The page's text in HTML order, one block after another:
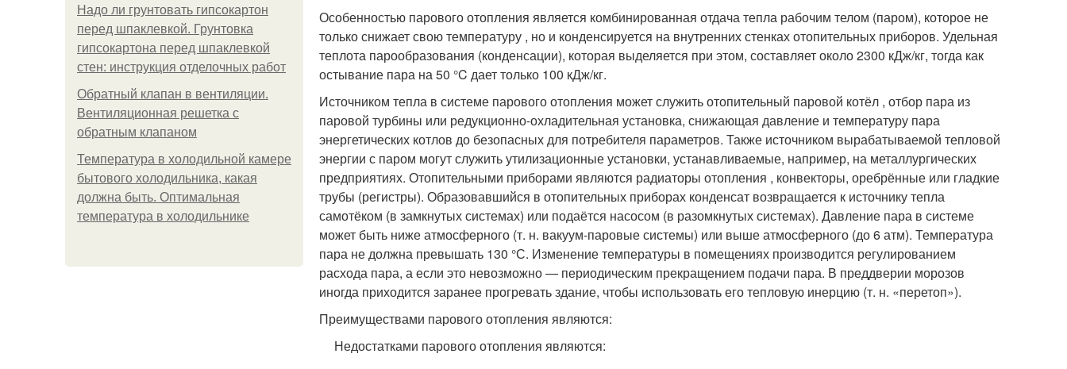
Надо ли грунтовать гипсокартон
перед шпаклевкой. Грунтовка
гипсокартона перед шпаклевкой
стен: инструкция отделочных работ
Обратный клапан в вентиляции.
Вентиляционная решетка с
обратным клапаном
Температура в холодильной камере
бытового холодильника, какая
должна быть. Оптимальная
температура в холодильнике
Особенностью парового отопления является комбинированная отдача тепла рабочим телом (паром), которое не
только снижает свою температуру , но и конденсируется на внутренних стенках отопительных приборов. Удельная
теплота парообразования (конденсации), которая выделяется при этом, составляет около 2300 кДж/кг, тогда как
остывание пара на 50 °C дает только 100 кДж/кг.
Источником тепла в системе парового отопления может служить отопительный паровой котёл , отбор пара из
паровой турбины или редукционно-охладительная установка, снижающая давление и температуру пара
энергетических котлов до безопасных для потребителя параметров. Также источником вырабатываемой тепловой
энергии с паром могут служить утилизационные установки, устанавливаемые, например, на металлургических
предприятиях. Отопительными приборами являются радиаторы отопления , конвекторы, оребрённые или гладкие
трубы (регистры). Образовавшийся в отопительных приборах конденсат возвращается к источнику тепла
самотёком (в замкнутых системах) или подаётся насосом (в разомкнутых системах). Давление пара в системе
может быть ниже атмосферного (т. н. вакуум-паровые системы) или выше атмосферного (до 6 атм). Температура
пара не должна превышать 130 °С. Изменение температуры в помещениях производится регулированием
расхода пара, а если это невозможно — периодическим прекращением подачи пара. В преддверии морозов
иногда приходится заранее прогревать здание, чтобы использовать его тепловую инерцию (т. н. «перетоп»).
Преимуществами парового отопления являются:
Недостатками парового отопления являются: